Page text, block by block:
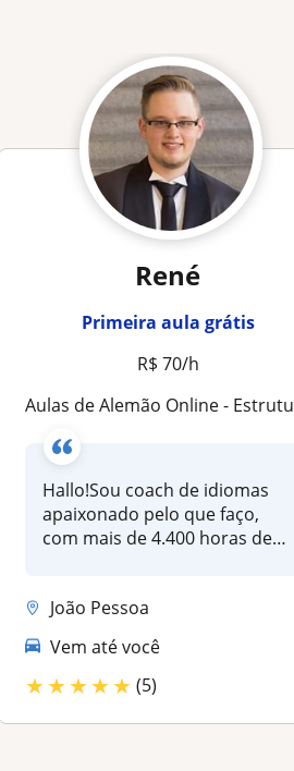
René
Primeira aula grátis
R$ 70/h
Aulas de Alemão Online - Estruturados - Iniciantes ao Avançado
Hallo!Sou coach de idiomas
apaixonado pelo que faço,
com mais de 4.400 horas de
João Pessoa
Vem até você
★★★★★ (5)